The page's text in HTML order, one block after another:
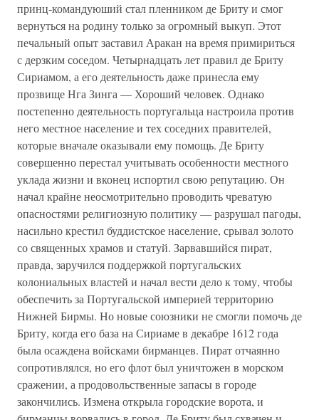
принц-командуюший стал пленником де Бриту и смог
вернуться на родину только за огромный выкуп. Этот
печальный опыт заставил Аракан на время примириться
с дерзким соседом. Четырнадцать лет правил де Бриту
Сириамом, а его деятельность даже принесла ему
прозвище Нга Зинга — Хороший человек. Однако
постепенно деятельность португальца настроила против
него местное население и тех соседних правителей,
которые вначале оказывали ему помощь. Де Бриту
совершенно перестал учитывать особенности местного
уклада жизни и вконец испортил свою репутацию. Он
начал крайне неосмотрительно проводить чреватую
опасностями религиозную политику — разрушал пагоды,
насильно крестил буддистское население, срывал золото
со священных храмов и статуй. Зарвавшийся пират,
правда, заручился поддержкой португальских
колониальных властей и начал вести дело к тому, чтобы
обеспечить за Португальской империей территорию
Нижней Бирмы. Но новые союзники не смогли помочь де
Бриту, когда его база на Сириаме в декабре 1612 года
была осаждена войсками бирманцев. Пират отчаянно
сопротивлялся, но его флот был уничтожен в морском
сражении, а продовольственные запасы в городе
закончились. Измена открыла городские ворота, и